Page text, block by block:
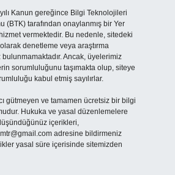
Kanun gereğince Bilgi Teknolojileri
(BTK) tarafından onaylanmış bir Yer
vermektedir. Bu nedenle, sitedeki
denetleme veya araştırma
Ancak, üyelerimiz
sorumluluğunu taşımakta olup, siteye
kabul etmiş sayılırlar.
gütmeyen ve tamamen ücretsiz bir bilgi
Hukuka ve yasal düzenlemelere
içerikleri,
adresine bildirmeniz
yasal süre içerisinde sitemizden